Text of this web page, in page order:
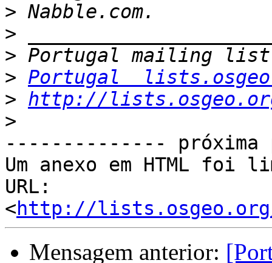
>
>
>
> Portugal
> http://
>
--------------
Um anexo em HTML foi
URL:
<http://lists.osgeo.org/
Mensagem anterior: